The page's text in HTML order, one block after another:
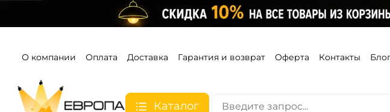
О компании Оплата Доставка Гарантия и возврат Оферта Контакты
Каталог